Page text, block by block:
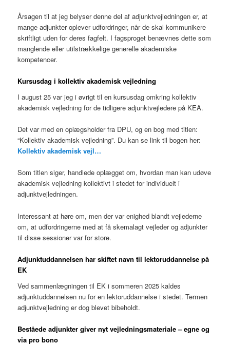
Årsagen til at jeg belyser denne del af adjunktvejledningen er, at
mange adjunkter oplever udfordringer, når de skal kommunikere
skriftligt uden for deres fagfelt. I fagsproget benævnes dette som
manglende eller utilstrækkelige generelle akademiske
kompetencer.
Kursusdag i kollektiv akademisk vejledning
I august 25 var jeg i øvrigt til en kursusdag omkring kollektiv
akademisk vejledning for de tidligere adjunktvejledere på KEA.
Det var med en oplægsholder fra DPU, og en bog med titlen:
“Kollektiv akademisk vejledning”. Du kan se link til bogen her:
Kollektiv akademisk vejl…
Som titlen siger, handlede oplægget om, hvordan man kan udøve
akademisk vejledning kollektivt i stedet for individuelt i
adjunktvejledningen.
Interessant at høre om, men der var enighed blandt vejlederne
om, at udfordringerne med at få skemalagt vejleder og adjunkter
til disse sessioner var for store.
Adjunktuddannelsen har skiftet navn til lektoruddannelse på
EK
Ved sammenlægningen til EK i sommeren 2025 kaldes
adjunktuddannelsen nu for en lektoruddannelse i stedet. Termen
adjunktvejledning er dog blevet bibeholdt.
Beståede adjunkter giver nyt vejledningsmateriale– egne og
via pro bono